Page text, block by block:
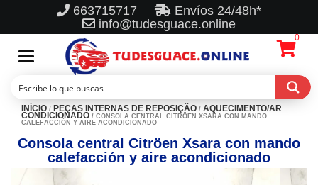
663715717
Envíos 24/48h*
info@tudesguace.online
Toggle
navigation
0
INÍCIO / PEÇAS INTERNAS DE REPOSIÇÃO / AQUECIMENTO/AR
CONDICIONADO / CONSOLA CENTRAL CITRÖEN XSARA CON MANDO
CALEFACCIÓN Y AIRE ACONDICIONADO
Consola central Citröen Xsara con mando
calefacción y aire acondicionado